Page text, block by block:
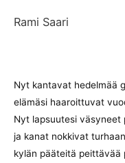
Rami Saari
Nyt kantavat hedelmää
elämäsi haaroittuvat
Nyt lapsuutesi
ja kanat nokkivat turhaan
kylän pääteitä peittävää